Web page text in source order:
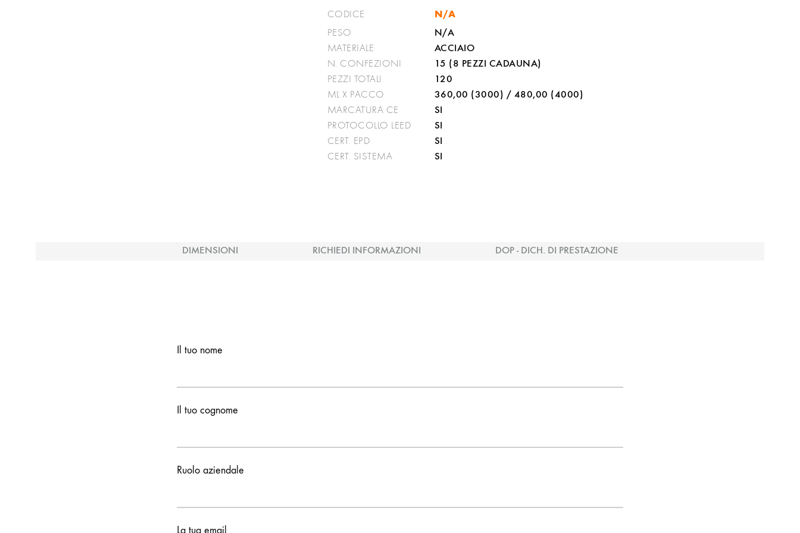
CODICE N/A
PESO N/A
MATERIALE ACCIAIO
N. CONFEZIONI 15 (8 PEZZI CADAUNA)
PEZZI TOTALI 120
ML X PACCO 360,00 (3000) / 480,00 (4000)
MARCATURA CE SI
PROTOCOLLO LEED SI
CERT. EPD SI
CERT. SISTEMA SI
DIMENSIONI RICHIEDI INFORMAZIONI DOP - DICH. DI PRESTAZIONE
Il tuo nome
Il tuo cognome
Ruolo aziendale
La tua email